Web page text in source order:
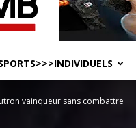
vainqueur sans combattre